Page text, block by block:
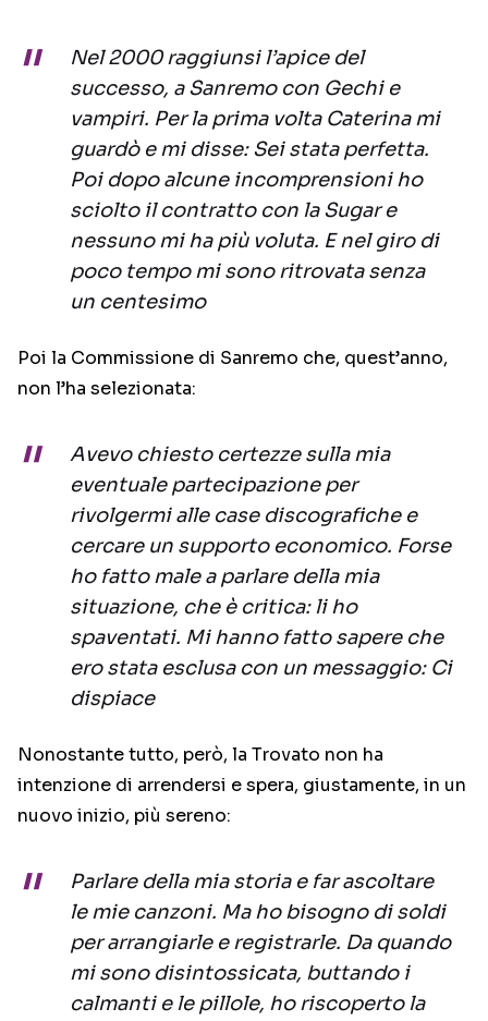
Nel 2000 raggiunsi l’apice del
successo, a Sanremo con Gechi e
vampiri. Per la prima volta Caterina mi
guardò e mi disse: Sei stata perfetta.
Poi dopo alcune incomprensioni ho
sciolto il contratto con la Sugar e
nessuno mi ha più voluta. E nel giro di
poco tempo mi sono ritrovata senza
un centesimo
Poi la Commissione di Sanremo che, quest’anno,
non l’ha selezionata:
Avevo chiesto certezze sulla mia
eventuale partecipazione per
rivolgermi alle case discografiche e
cercare un supporto economico. Forse
ho fatto male a parlare della mia
situazione, che è critica: li ho
spaventati. Mi hanno fatto sapere che
ero stata esclusa con un messaggio: Ci
dispiace
Nonostante tutto, però, la Trovato non ha
intenzione di arrendersi e spera, giustamente, in un
nuovo inizio, più sereno:
Parlare della mia storia e far ascoltare
le mie canzoni. Ma ho bisogno di soldi
per arrangiarle e registrarle. Da quando
mi sono disintossicata, buttando i
calmanti e le pillole, ho riscoperto la